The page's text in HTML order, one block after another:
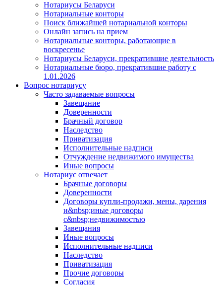
Нотариусы Беларуси
Нотариальные конторы
Поиск ближайшей нотариальной конторы
Онлайн запись на прием
Нотариальные конторы, работающие в
воскресенье
Нотариусы Беларуси, прекратившие деятельность
Нотариальные бюро, прекратившие работу с
1.01.2026
Вопрос нотариусу
Часто задаваемые вопросы
Завещание
Доверенности
Брачный договор
Наследство
Приватизация
Исполнительные надписи
Отчуждение недвижимого имущества
Иные вопросы
Нотариус отвечает
Брачные договоры
Доверенности
Договоры купли-продажи, мены, дарения
и&nbsp;иные договоры
с&nbsp;недвижимостью
Завещания
Иные вопросы
Исполнительные надписи
Наследство
Приватизация
Прочие договоры
Согласия